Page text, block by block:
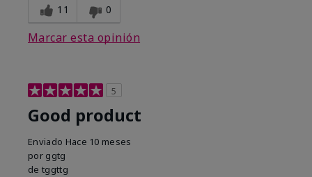
11 0
Marcar esta opinión
5
Good product
Enviado Hace 10 meses
por ggtg
de tggttg